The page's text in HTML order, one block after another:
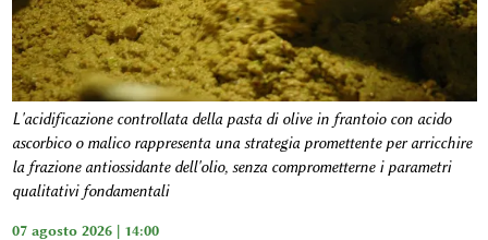
L'acidificazione controllata della pasta di olive in frantoio con acido
ascorbico o malico rappresenta una strategia promettente per arricchire
la frazione antiossidante dell'olio, senza comprometterne i parametri
qualitativi fondamentali
07 agosto 2026 | 14:00